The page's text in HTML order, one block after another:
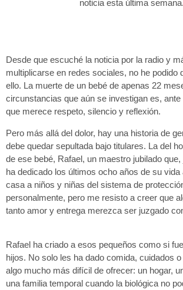
noticia esta última semana.
Desde que escuché la noticia por la radio y
multiplicarse en redes sociales, no he podido
ello. La muerte de un bebé de apenas 22
circunstancias que aún se investigan es, ante
que merece respeto, silencio y reflexión.
Pero más allá del dolor, hay una historia de
debe quedar sepultada bajo titulares. La del
de ese bebé, Rafael, un maestro jubilado
ha dedicado los últimos ocho años de su
casa a niños y niñas del sistema de
personalmente, pero me resisto a creer que
tanto amor y entrega merezca ser juzgado
Rafael ha criado a esos pequeños como si
hijos. No solo les ha dado comida, cuidados
algo mucho más difícil de ofrecer: un hogar,
una familia temporal cuando la biológica no